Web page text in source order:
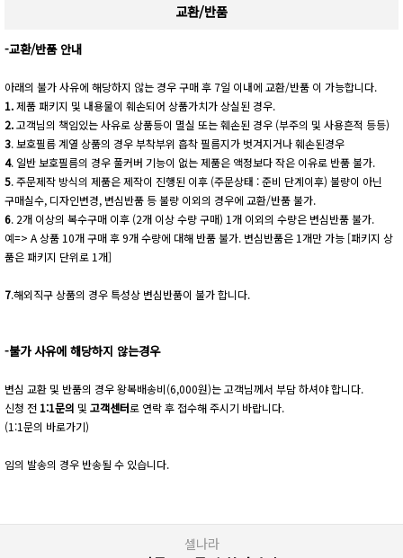
교환/반품
-교환/반품 안내
아래의 불가 사유에 해당하지 않는 경우 구매 후 7일 이내에 교환/반품 이 가능합니다.
1.제품 패키지 및 내용물이 훼손되어 상품가치가 상실된 경우.
2.고객님의 책임있는 사유로 상품등이 멸실 또는 훼손된 경우 (부주의 및 사용흔적 등등)
3. 보호필름 계열 상품의 경우 부착부위 흡착 필름지가 벗겨지거나 훼손된경우
4. 일반 보호필름의 경우 풀커버 기능이 없는 제품은 액정보다 작은 이유로 반품 불가.
5. 주문제작 방식의 제품은 제작이 진행된 이후 (주문상태 : 준비 단계이후) 불량이 아닌
구매실수, 디자인변경, 변심반품 등 불량 이외의 경우에 교환/반품 불가.
6. 2개 이상의 복수구매 이후 (2개 이상 수량 구매) 1개 이외의 수량은 변심반품 불가.
예=> A 상품 10개 구매 후 9개 수량에 대해 반품 불가. 변심반품은 1개만 가능 [패키지 상
품은 패키지 단위로 1개]
7.해외직구 상품의 경우 특성상 변심반품이 불가 합니다.
-불가 사유에 해당하지 않는경우
변심 교환 및 반품의 경우 왕복배송비(6,000원)는 고객님께서 부담 하셔야 합니다.
신청 전 1:1문의 및 고객센터로 연락 후 접수해 주시기 바랍니다.
(1:1문의 바로가기)
임의 발송의 경우 반송될 수 있습니다.
셀나라